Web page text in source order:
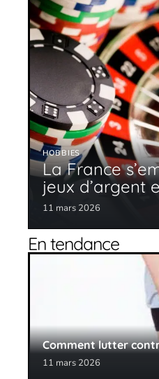
HOBBIES
La France
jeux d’argent
11 mars 2026
En tendance
Comment lutter
11 mars 2026